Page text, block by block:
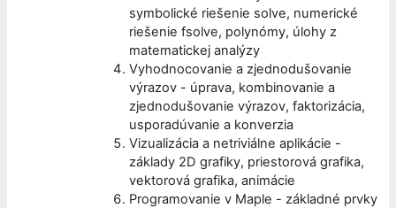
symbolické riešenie solve, numerické
riešenie fsolve, polynómy, úlohy z
matematickej analýzy
Vyhodnocovanie a zjednodušovanie
výrazov - úprava, kombinovanie a
zjednodušovanie výrazov, faktorizácia,
usporadúvanie a konverzia
Vizualizácia a netriviálne aplikácie -
základy 2D grafiky, priestorová grafika,
vektorová grafika, animácie
Programovanie v Maple - základné prvky